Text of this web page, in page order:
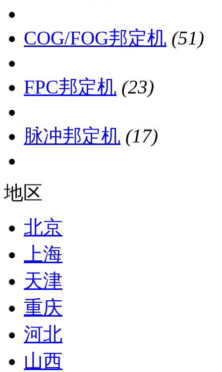
COG/FOG邦定机 (51)
FPC邦定机 (23)
脉冲邦定机 (17)
地区
北京
上海
天津
重庆
河北
山西